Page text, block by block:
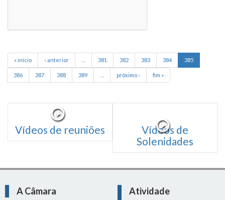
« início ‹ anterior 381 382 383 384 385
386 387 388 389 próximo › fim »
Vídeos de reuniões
Vídeos de
Solenidades
A Câmara
Atividade